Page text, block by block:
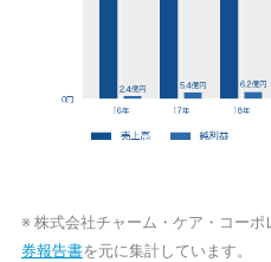
※ 株式会社チャーム・ケア・コー
券報告書を元に集計しています。